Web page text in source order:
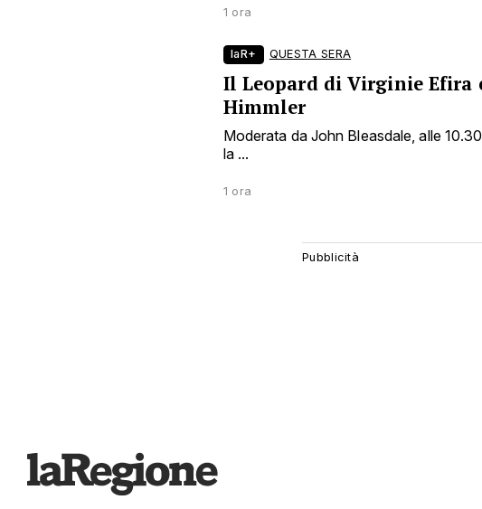
1 ora
laR+ QUESTA SERA
Il Leopard di Virginie Efira
Himmler
Moderata da John Bleasdale, alle
la ...
1 ora